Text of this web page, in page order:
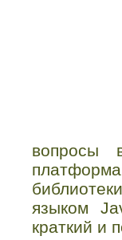
вопросы
языком
краткий и